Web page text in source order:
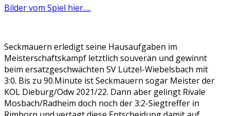
Bilder vom Spiel hier.....
Seckmauern erledigt seine Hausaufgaben im
Meisterschaftskampf letztlich souverän und gewinnt
beim ersatzgeschwächten SV Lützel-Wiebelsbach mit
3:0. Bis zu 90.Minute ist Seckmauern sogar Meister der
KOL Dieburg/Odw 2021/22. Dann aber gelingt Rivale
Mosbach/Radheim doch noch der 3:2-Siegtreffer in